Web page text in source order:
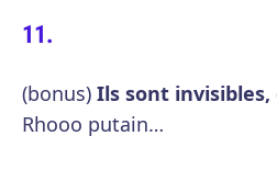
(bonus) Ils sont
Rhooo putain…